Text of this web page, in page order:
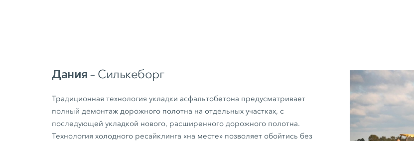
Дания – Силькеборг
Традиционная технология укладки асфальтобетона предусматривает
полный демонтаж дорожного полотна на отдельных участках, с
последующей укладкой нового, расширенного дорожного полотна.
Технология холодного ресайклинга «на месте» позволяет обойтись без